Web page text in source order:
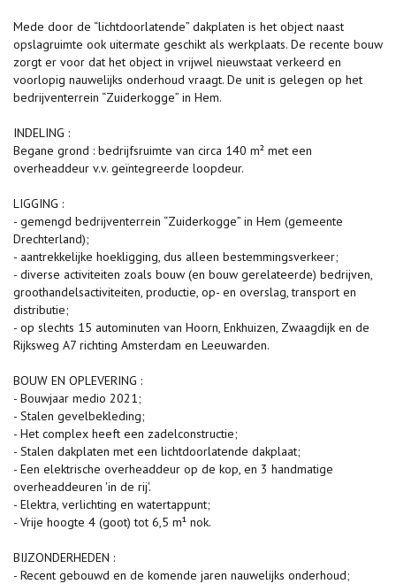
Mede door de “lichtdoorlatende” dakplaten is het object naast
opslagruimte ook uitermate geschikt als werkplaats. De recente bouw
zorgt er voor dat het object in vrijwel nieuwstaat verkeerd en
voorlopig nauwelijks onderhoud vraagt. De unit is gelegen op het
bedrijventerrein “Zuiderkogge” in Hem.
INDELING :
Begane grond : bedrijfsruimte van circa 140 m² met een
overheaddeur v.v. geïntegreerde loopdeur.
LIGGING :
- gemengd bedrijventerrein “Zuiderkogge” in Hem (gemeente
Drechterland);
- aantrekkelijke hoekligging, dus alleen bestemmingsverkeer;
- diverse activiteiten zoals bouw (en bouw gerelateerde) bedrijven,
groothandelsactiviteiten, productie, op- en overslag, transport en
distributie;
- op slechts 15 autominuten van Hoorn, Enkhuizen, Zwaagdijk en de
Rijksweg A7 richting Amsterdam en Leeuwarden.
BOUW EN OPLEVERING :
- Bouwjaar medio 2021;
- Stalen gevelbekleding;
- Het complex heeft een zadelconstructie;
- Stalen dakplaten met een lichtdoorlatende dakplaat;
- Een elektrische overheaddeur op de kop, en 3 handmatige
overheaddeuren 'in de rij'.
- Elektra, verlichting en watertappunt;
- Vrije hoogte 4 (goot) tot 6,5 m¹ nok.
BIJZONDERHEDEN :
- Recent gebouwd en de komende jaren nauwelijks onderhoud;